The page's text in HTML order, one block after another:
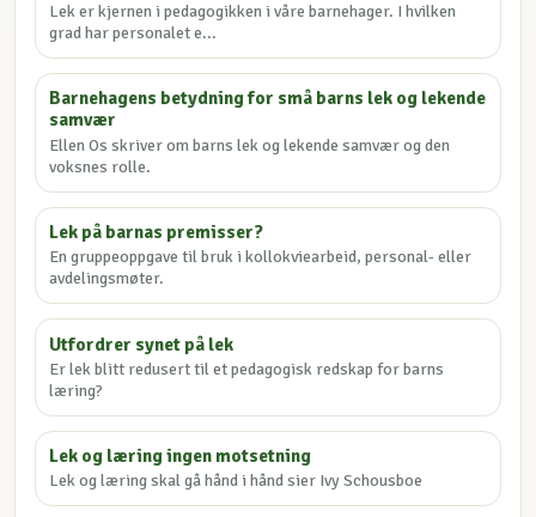
Lek er kjernen i pedagogikken i våre barnehager. I hvilken
grad har personalet e...
Barnehagens betydning for små barns lek og lekende
samvær
Ellen Os skriver om barns lek og lekende samvær og den
voksnes rolle.
Lek på barnas premisser?
En gruppeoppgave til bruk i kollokviearbeid, personal- eller
avdelingsmøter.
Utfordrer synet på lek
Er lek blitt redusert til et pedagogisk redskap for barns
læring?
Lek og læring ingen motsetning
Lek og læring skal gå hånd i hånd sier Ivy Schousboe